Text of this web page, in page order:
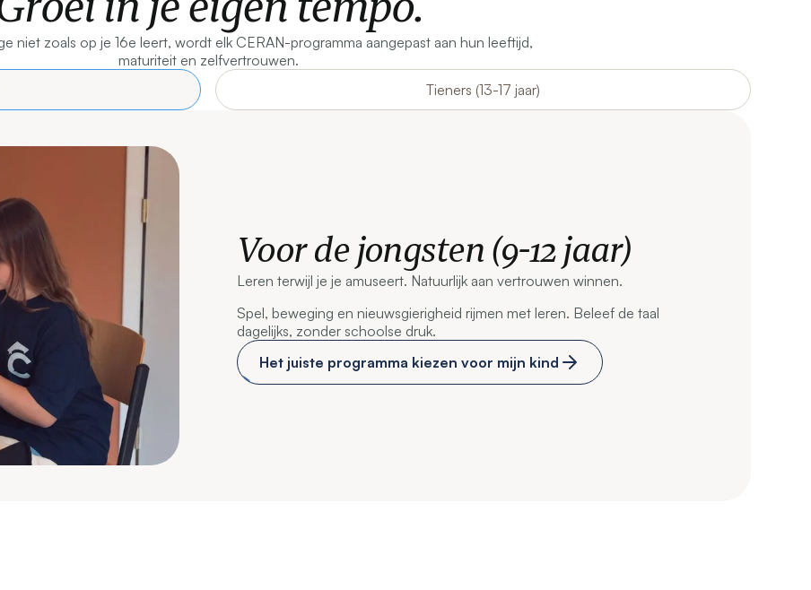
niet zoals op je 16e leert, wordt elk CERAN-programma aangepast aan hun leeftijd,
maturiteit en zelfvertrouwen.
Tieners (13-17 jaar)
Voor de jongsten (9-12 jaar)
Leren terwijl je je amuseert. Natuurlijk aan vertrouwen winnen.
Spel, beweging en nieuwsgierigheid rijmen met leren. Beleef de taal
dagelijks, zonder schoolse druk.
Het juiste programma kiezen voor mijn kind